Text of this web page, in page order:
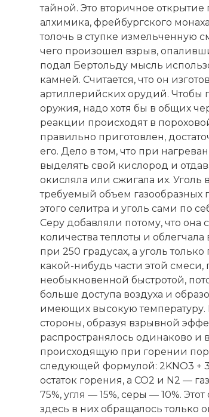
тайной. Это вторичное
алхимика, фрейбургского
толочь в ступке измельченную
чего произошел взрыв,
подал Бертольду мысль
камней. Считается, что он
артиллерийских орудий. Чтобы
оружия, надо хотя бы в общих
реакции происходят в
правильно приготовлен,
его. Дело в том, что при
выделять свой кислород и
окисляла или сжигала их. Уголь
требуемый объем газообразных
этого селитра и уголь сами по
Серу добавляли потому, что она
количества теплоты и
при 250 градусах, а уголь
какой-нибудь части этой смеси,
необыкновенной быстротой,
больше доступа воздуха и
имеющих высокую
стороны, образуя взрывной
распространялось одинаково и
происходящую при горении
следующей формулой: 2KNO3 +
остаток горения, а CO2 и N2 —
75%, угля — 15%, серы — 10%.
здесь в них обращалось только
☓